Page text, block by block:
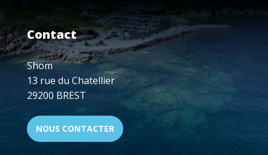
Contact
Shom
13 rue du Chatellier
29200 BREST
NOUS CONTACTER